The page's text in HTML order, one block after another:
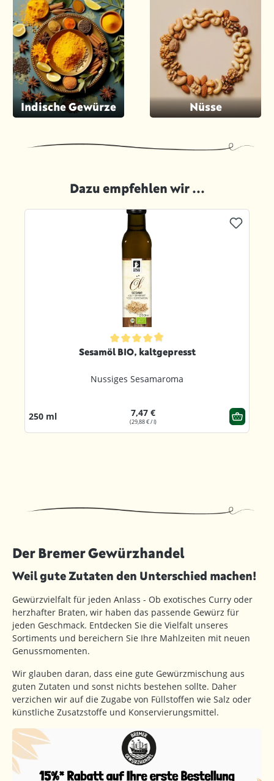
Indische Gewürze Nüsse
Dazu empfehlen wir ...
Produktgalerie überspringen
Durchschnittliche Bewertung von 4.8 von 5 Sternen
Sesamöl BIO, kaltgepresst
Nussiges Sesamaroma
250 ml 7,47 €
(29,88 € / l)
Der Bremer Gewürzhandel
Weil gute Zutaten den Unterschied machen!
Gewürzvielfalt für jeden Anlass - Ob exotisches Curry oder
herzhafter Braten, wir haben das passende Gewürz für
jeden Geschmack. Entdecken Sie die Vielfalt unseres
Sortiments und bereichern Sie Ihre Mahlzeiten mit neuen
Genussmomenten.
Wir glauben daran, dass eine gute Gewürzmischung aus
guten Zutaten und sonst nichts bestehen sollte. Daher
verzichen wir auf die Zugabe von Füllstoffen wie Salz oder
künstliche Zusatzstoffe und Konservierungsmittel.